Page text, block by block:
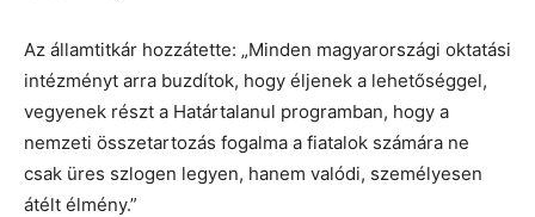
Az államtitkár hozzátette: „Minden magyarországi oktatási
intézményt arra buzdítok, hogy éljenek a lehetőséggel,
vegyenek részt a Határtalanul programban, hogy a
nemzeti összetartozás fogalma a fiatalok számára ne
csak üres szlogen legyen, hanem valódi, személyesen
átélt élmény.”